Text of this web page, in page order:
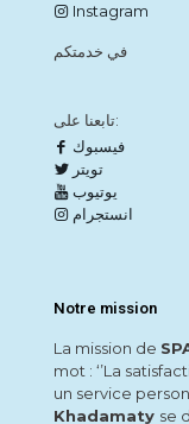
Instagram
في خدمتكم
تابعنا على:
فيسبوك
تويتر
يوتيوب
انستجرام
Notre mission
La mission de
mot : ‘’La
un service
Khadamaty se